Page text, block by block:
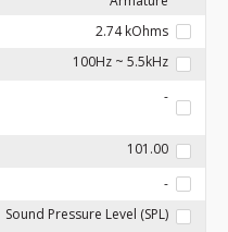
2.74 kOhms
100Hz ~ 5.5kHz
-
101.00
-
Sound Pressure Level (SPL)